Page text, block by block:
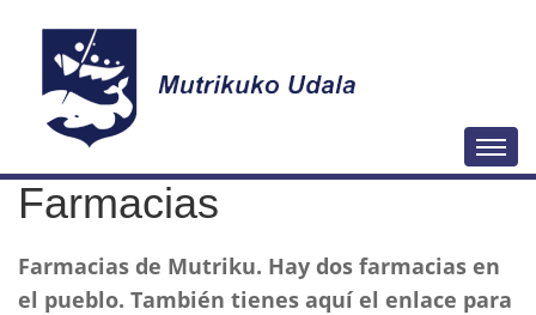
a
Farmacias
Farmacias de Mutriku. Hay dos farmacias en
el pueblo. También tienes aquí el enlace para